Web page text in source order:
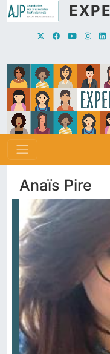
Aller au contenu principal
Anaïs Pire